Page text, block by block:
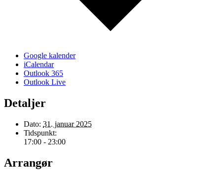
Google kalender
iCalendar
Outlook 365
Outlook Live
Detaljer
Dato: 31. januar 2025
Tidspunkt:
17:00 - 23:00
Arrangør